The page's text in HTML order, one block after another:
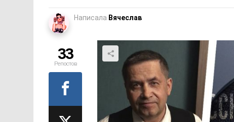
Написала Вячеслав
33
Репостов